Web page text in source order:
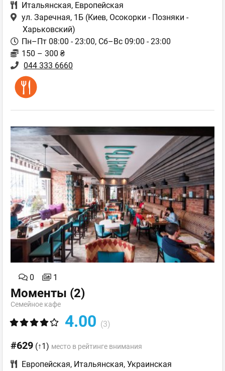
Итальянская, Европейская
ул. Заречная, 1Б (Киев, Осокорки - Позняки -
Харьковский)
Пн–Пт 08:00 - 23:00, Сб–Вс 09:00 - 23:00
150 – 300 ₴
044 333 6660
0 1
Моменты (2)
Семейное кафе
4.00 (3)
#629 (↑1) место в рейтинге внимания
Европейская, Итальянская, Украинская